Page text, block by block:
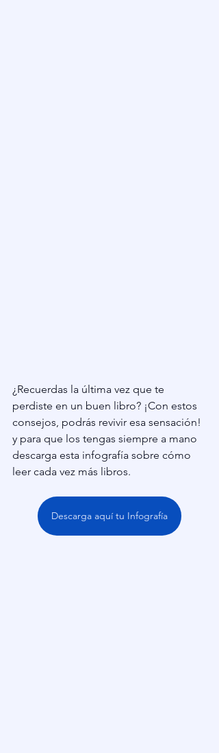
¿Recuerdas la última vez que te
perdiste en un buen libro? ¡Con estos
consejos, podrás revivir esa sensación!
y para que los tengas siempre a mano
descarga esta infografía sobre cómo
leer cada vez más libros.
Descarga aquí tu Infografía